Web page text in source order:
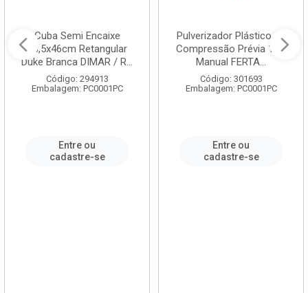
Cuba Semi Encaixe
58,5x46cm Retangular
Duke Branca DIMAR / R...
Código: 294913
Embalagem: PC0001PC
Entre ou
cadastre-se
Pulverizador Plástico de
Compressão Prévia 1,5L
Manual FERTA...
Código: 301693
Embalagem: PC0001PC
Entre ou
cadastre-se